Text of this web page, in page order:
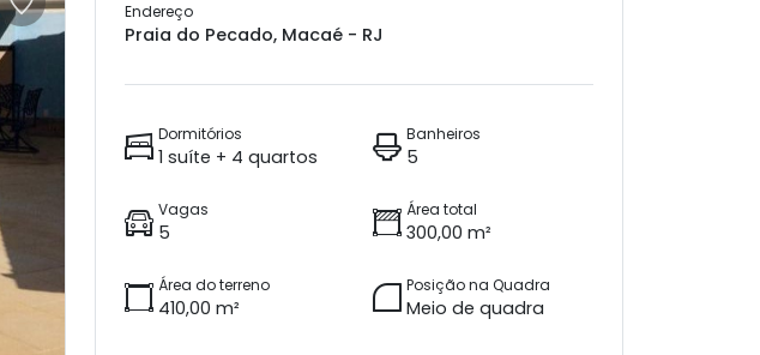
Endereço
Praia do Pecado, Macaé - RJ
Dormitórios
1 suíte + 4 quartos
Banheiros
5
Vagas
5
Área total
300,00 m²
Área do terreno
410,00 m²
Posição na Quadra
Meio de quadra